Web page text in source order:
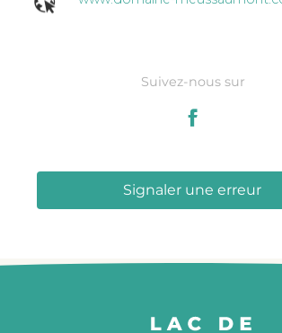
Suivez-nous sur
Signaler une erreur